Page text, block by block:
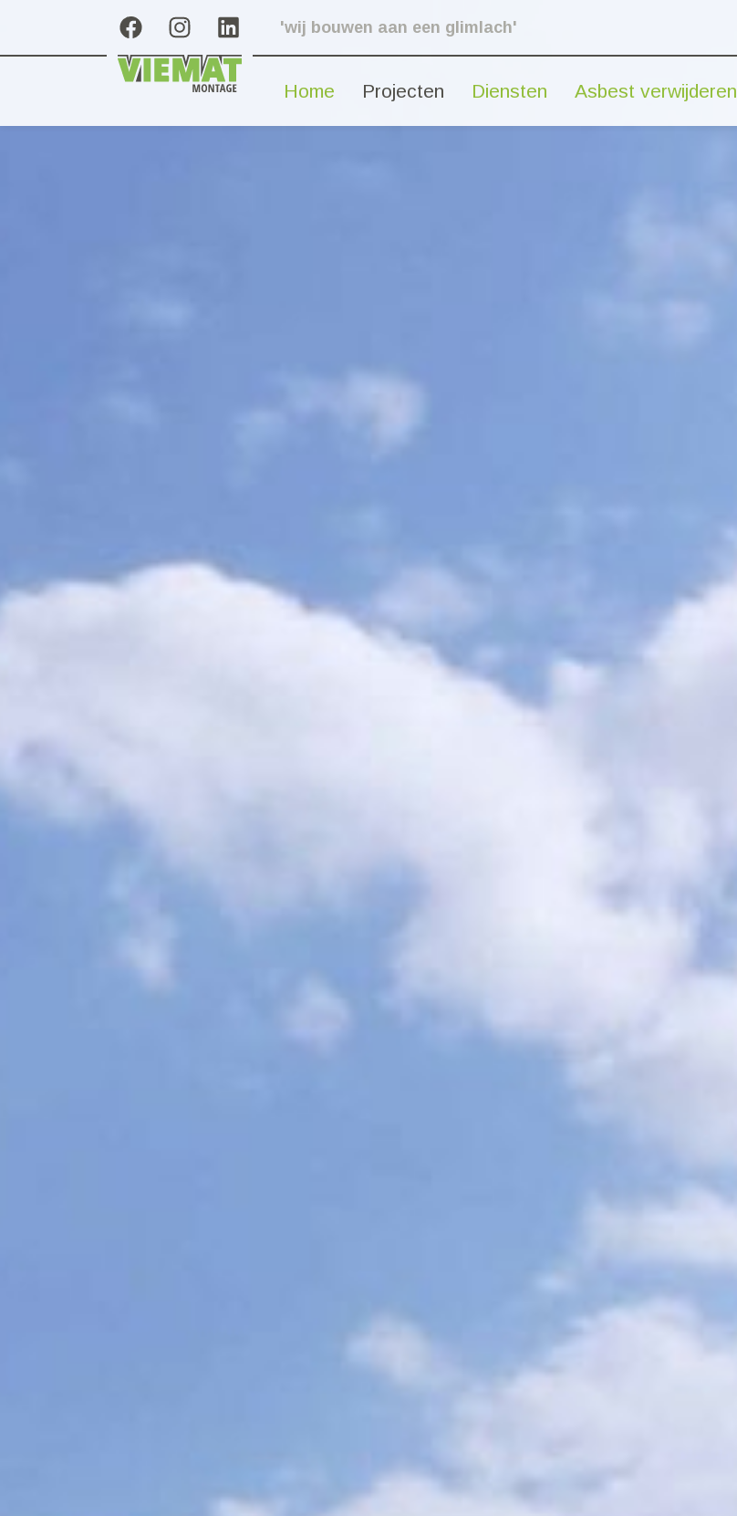
FacebookInstagramLinkedIn 'wij bouwen aan een glimlach'
Home Projecten Diensten Asbest verwijderen